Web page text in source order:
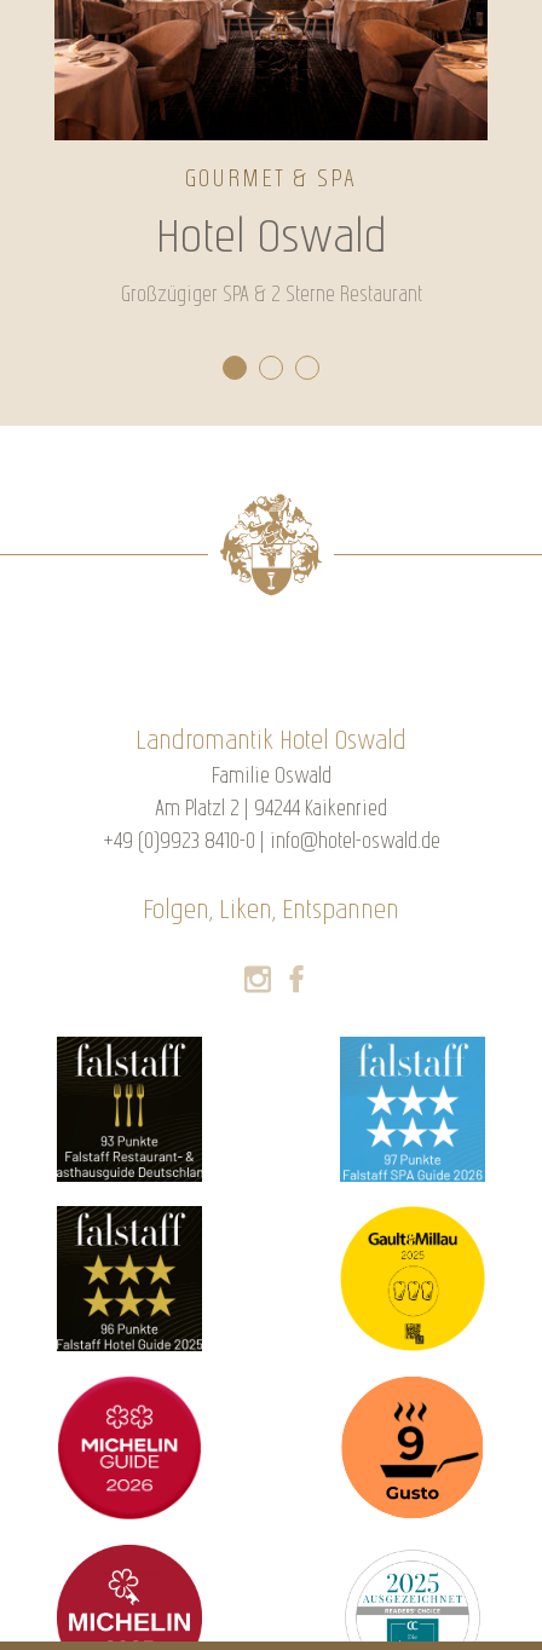
GOURMET & SPA
Hotel Oswald
Großzügiger SPA & 2 Sterne Restaurant
Landromantik Hotel Oswald
Familie Oswald
Am Platzl 2 | 94244 Kaikenried
+49 (0)9923 8410-0
info@hotel-oswald.de
Folgen, Liken, Entspannen